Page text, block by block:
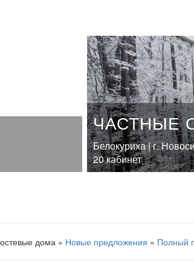
ЧАСТНЫЕ
Белокуриха | г.
20 кабинет
дома » Новые предложения » Полный